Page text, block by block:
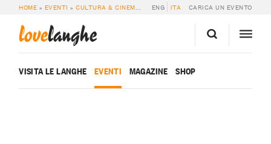
HOME » EVENTI »CULTURA & CINEMA » ALCARRÀS
ENG ITA CARICA UN EVENTO
lovelanghe
VISITA LE LANGHE EVENTI MAGAZINE SHOP